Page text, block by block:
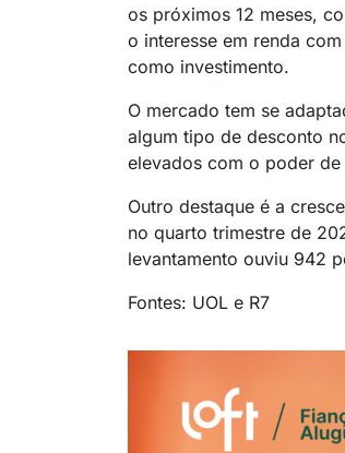
os próximos 12 meses,
o interesse em renda
como investimento.
O mercado tem se
algum tipo de desconto
elevados com o poder
Outro destaque é a
no quarto trimestre de
levantamento ouviu 942
Fontes: UOL e R7